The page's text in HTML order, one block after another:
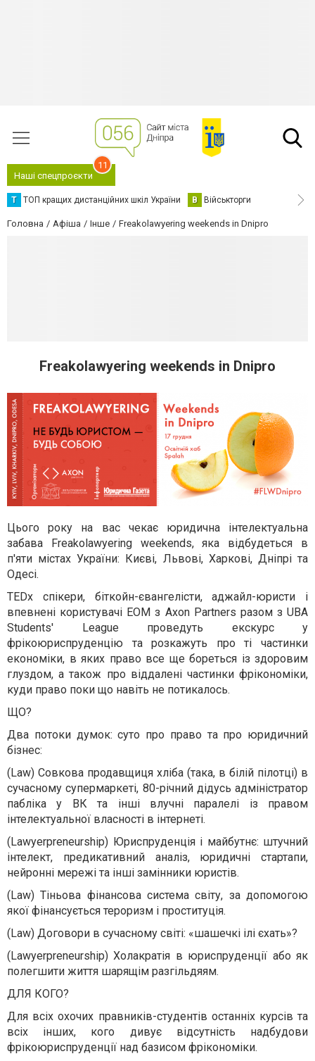
Наші спецпроєкти
11
Т ТОП кращих дистанційних шкіл України В Військторги
Головна Афіша Інше Freakolawyering weekends in Dnipro
Freakolawyering weekends in Dnipro
Цього року на вас чекає юридична інтелектуальна
забава Freakolawyering weekends, яка відбудеться в
п'яти містах України: Києві, Львові, Харкові, Дніпрі та
Одесі.
TEDx спікери, біткойн-євангелісти, аджайл-юристи і
впевнені користувачі ЕОМ з Axon Partners разом з UBA
Students' League проведуть екскурс у
фрікоюриспруденцію та розкажуть про ті частинки
економіки, в яких право все ще бореться із здоровим
глуздом, а також про віддалені частинки фрікономіки,
куди право поки що навіть не потикалось.
ЩО?
Два потоки думок: суто про право та про юридичний
бізнес:
(Law) Совкова продавщиця хліба (така, в білій пілотці) в
сучасному супермаркеті, 80-річний дідусь адміністратор
пабліка у ВК та інші влучні паралелі із правом
інтелектуальної власності в інтернеті.
(Lawyerpreneurship) Юриспруденція і майбутнє: штучний
інтелект, предикативний аналіз, юридичні стартапи,
нейронні мережі та інші замінники юристів.
(Law) Тіньова фінансова система світу, за допомогою
якої фінансується тероризм і проституція.
(Law) Договори в сучасному світі: «шашечкі ілі єхать»?
(Lawyerpreneurship) Холакратія в юриспруденції або як
полегшити життя шарящім разгільдяям.
ДЛЯ КОГО?
Для всіх охочих правників-студентів останніх курсів та
всіх інших, кого дивує відсутність надбудови
фрікоюриспруденції над базисом фрікономіки.